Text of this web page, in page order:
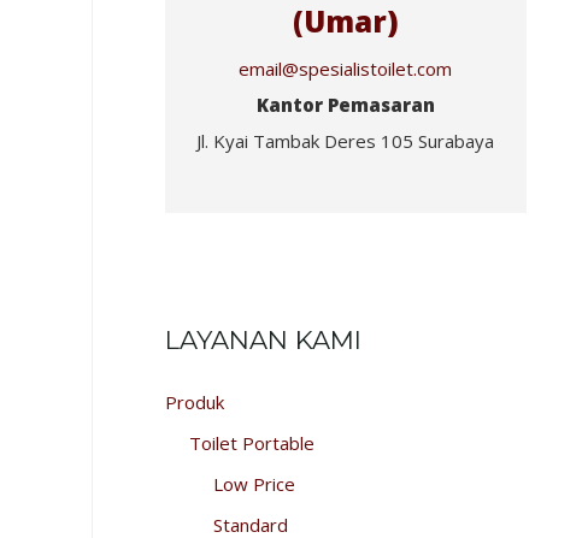
(Umar)
email@spesialistoilet.com
Kantor Pemasaran
Jl. Kyai Tambak Deres 105 Surabaya
LAYANAN KAMI
Produk
Toilet Portable
Low Price
Standard